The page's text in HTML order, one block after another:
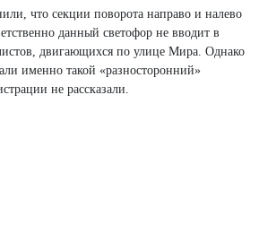
что секции поворота направо и налево
данный светофор не вводит в
двигающихся по улице Мира. Однако
именно такой «разносторонний»
не рассказали.